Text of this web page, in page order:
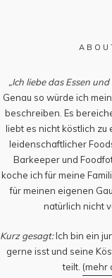
„Ich liebe das Essen
Genau so würde ich
beschreiben. Es
liebt es nicht köstlich zu
leidenschaftlicher
Barkeeper und
koche ich für meine
für meinen eigenen
natürlich nicht
Kurz gesagt:Ich bin ein
gerne isst und seine
teilt. (mehr